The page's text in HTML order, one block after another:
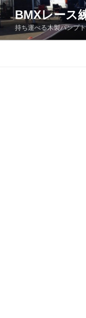
コ
ン
ン
BMXレース
持ち運べる木製パンプ